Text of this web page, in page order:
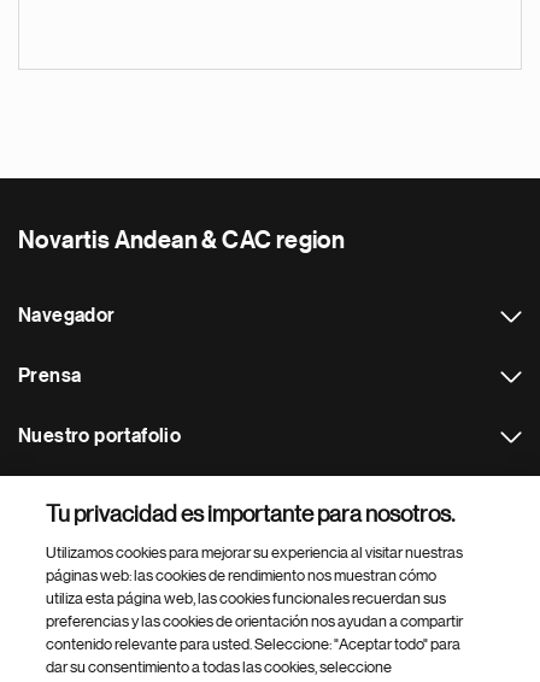
Novartis Andean & CAC region
Navegador
Prensa
Nuestro portafolio
Footer Site Search
Tu privacidad es importante para nosotros.
Utilizamos cookies para mejorar su experiencia al visitar nuestras
páginas web: las cookies de rendimiento nos muestran cómo
utiliza esta página web, las cookies funcionales recuerdan sus
preferencias y las cookies de orientación nos ayudan a compartir
contenido relevante para usted. Seleccione: "Aceptar todo" para
dar su consentimiento a todas las cookies, seleccione